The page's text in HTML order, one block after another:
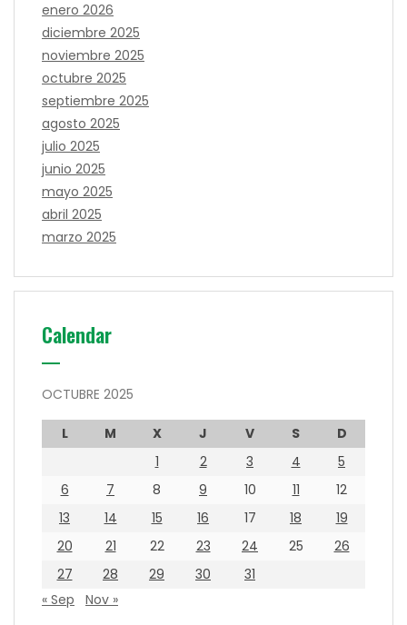
enero 2026
diciembre 2025
noviembre 2025
octubre 2025
septiembre 2025
agosto 2025
julio 2025
junio 2025
mayo 2025
abril 2025
marzo 2025
Calendar
OCTUBRE 2025
L M X J V S
D
1
2 3 4
5
6
7 8 9 10 11
12
13
14 15 16 17 18
19
20
21 22 23 24 25
26
27
28 29 30
31
« Sep
Nov »